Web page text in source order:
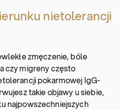
nietolerancji
zmęczenie, bóle
czy migreny często
pokarmowej IgG-
takie objawy u siebie,
najpowszechniejszych